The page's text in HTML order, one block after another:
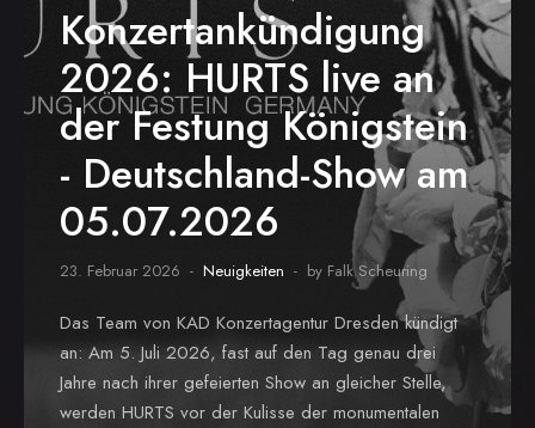
Konzertankündigung
2026: HURTS live an
der Festung Königstein
- Deutschland-Show am
05.07.2026
23. Februar 2026 Neuigkeiten by Falk Scheuring
Das Team von KAD Konzertagentur Dresden kündigt
an: Am 5. Juli 2026, fast auf den Tag genau drei
Jahre nach ihrer gefeierten Show an gleicher Stelle,
werden HURTS vor der Kulisse der monumentalen